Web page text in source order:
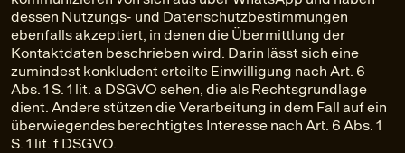
dessen Nutzungs- und Datenschutzbestimmungen
ebenfalls akzeptiert, in denen die Übermittlung der
Kontaktdaten beschrieben wird. Darin lässt sich eine
zumindest konkludent erteilte Einwilligung nach Art. 6
Abs. 1 S. 1 lit. a DSGVO sehen, die als Rechtsgrundlage
dient. Andere stützen die Verarbeitung in dem Fall auf ein
überwiegendes berechtigtes Interesse nach Art. 6 Abs. 1
S. 1 lit. f DSGVO.